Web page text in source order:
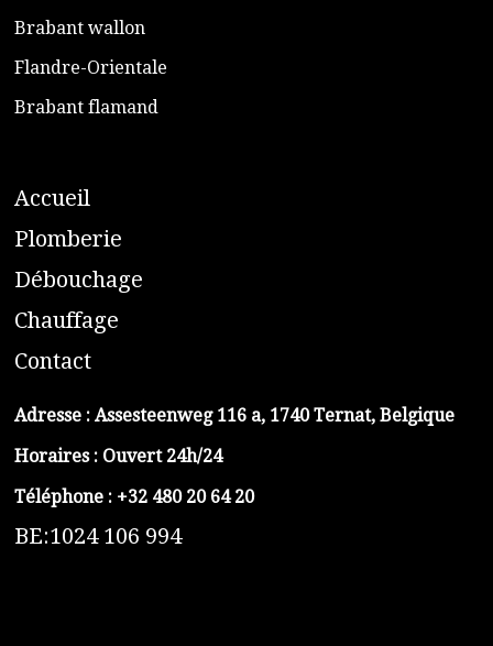
​Brabant wallon
​Flandre-Orientale
​Brabant flamand
Accueil
​Plomberie
Débouchage
Chauffage
Contact
Adresse : Assesteenweg 116 a, 1740 Ternat, Belgique
Horaires : Ouvert 24h/24
Téléphone : +32 480 20 64 20
BE:1024 106 994